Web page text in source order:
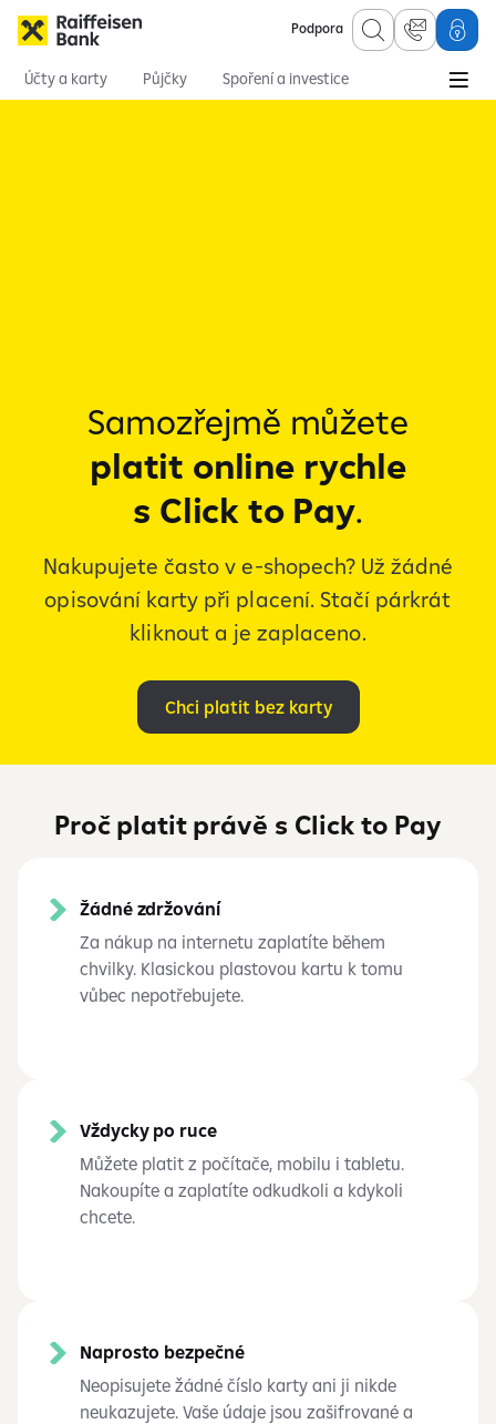
Podpora
Účty a karty Půjčky
Spoření a investice
Samozřejmě můžete
platit online rychle
s Click to Pay.
Nakupujete často v e-shopech? Už žádné
opisování karty při placení. Stačí párkrát
kliknout a je zaplaceno.
Chci platit bez karty
Proč platit právě s Click to Pay
Žádné zdržování
Za nákup na internetu zaplatíte během
chvilky. Klasickou plastovou kartu k tomu
vůbec nepotřebujete.
Vždycky po ruce
Můžete platit z počítače, mobilu i tabletu.
Nakoupíte a zaplatíte odkudkoli a kdykoli
chcete.
Naprosto bezpečné
Neopisujete žádné číslo karty ani ji nikde
neukazujete. Vaše údaje jsou zašifrované a